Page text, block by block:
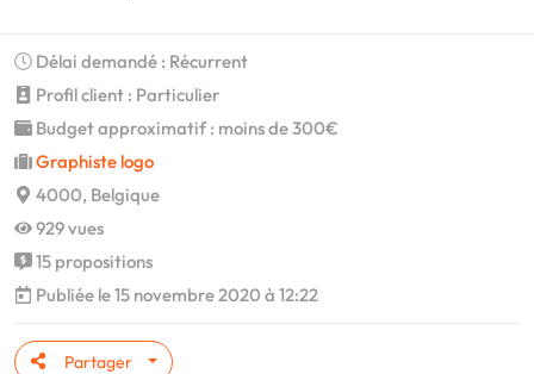
Délai demandé : Récurrent
Profil client : Particulier
Budget approximatif : moins de 300€
Graphiste logo
4000, Belgique
929 vues
15 propositions
Publiée le 15 novembre 2020 à 12:22
Partager